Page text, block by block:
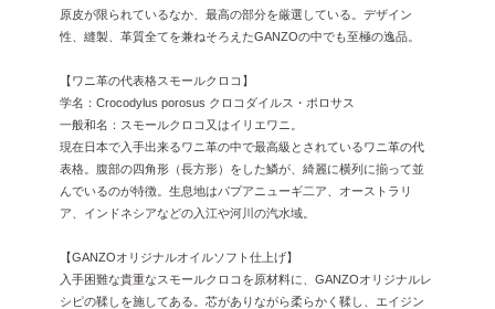
原皮が限られているなか、最高の部分を厳選している。デザイン
性、縫製、革質全てを兼ねそろえたGANZOの中でも至極の逸品。
【ワニ革の代表格スモールクロコ】
学名：Crocodylus porosus クロコダイルス・ポロサス
一般和名：スモールクロコ又はイリエワニ。
現在日本で入手出来るワニ革の中で最高級とされているワニ革の代
表格。腹部の四角形（長方形）をした鱗が、綺麗に横列に揃って並
んでいるのが特徴。生息地はパプアニューギ二ア、オーストラリ
ア、インドネシアなどの入江や河川の汽水域。
【GANZOオリジナルオイルソフト仕上げ】
入手困難な貴重なスモールクロコを原材料に、GANZOオリジナルレ
シピの鞣しを施してある。芯がありながら柔らかく鞣し、エイジン